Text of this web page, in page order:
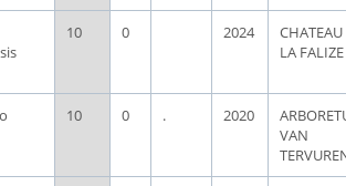
10 0 2024
CHATEAU
LA FALIZE
10 0 . 2020
VAN